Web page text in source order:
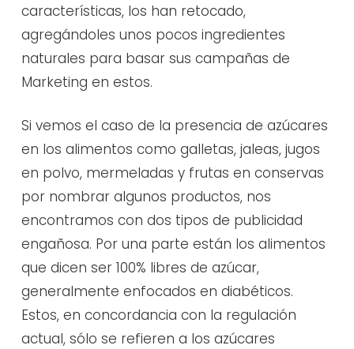
características, los han retocado,
agregándoles unos pocos ingredientes
naturales para basar sus campañas de
Marketing en estos.
Si vemos el caso de la presencia de azúcares
en los alimentos como galletas, jaleas, jugos
en polvo, mermeladas y frutas en conservas
por nombrar algunos productos, nos
encontramos con dos tipos de publicidad
engañosa. Por una parte están los alimentos
que dicen ser 100% libres de azúcar,
generalmente enfocados en diabéticos.
Estos, en concordancia con la regulación
actual, sólo se refieren a los azúcares